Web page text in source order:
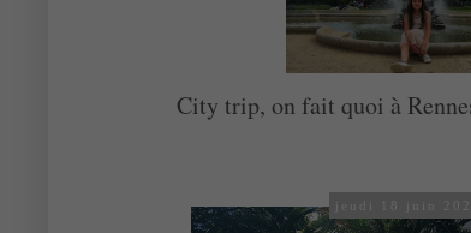
City trip, on fait quoi à
jeudi 18 juin